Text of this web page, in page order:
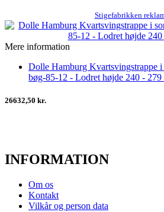
Stigefabrikken
Mere information
Dolle Hamburg Kvartsvingstrappe
bøg-85-12 - Lodret højde 240 - 279
26632,50 kr.
INFORMATION
Om os
Kontakt
Vilkår og person data